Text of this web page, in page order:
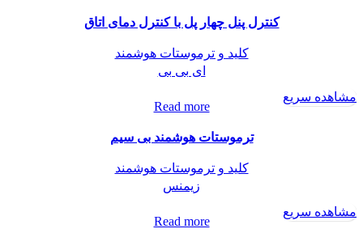
کنترل پنل چهار پل با کنترل دمای اتاق
کلید و ترموستات هوشمند
ای بی بی
مشاهده سریع
Read more
ترموستات هوشمند بی سیم
کلید و ترموستات هوشمند
زیمنس
مشاهده سریع
Read more